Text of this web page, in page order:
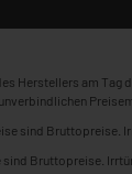
Herstellers am Tag
sind Bruttopreise.
Bruttopreise.